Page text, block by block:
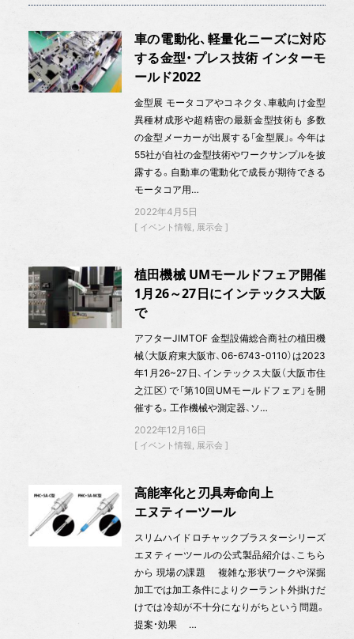
車の電動化、軽量化ニーズに対応
する金型・プレス技術 インターモ
ールド2022
金型展 モータコアやコネクタ、車載向け金型
異種材成形や超精密の最新金型技術も 多数
の金型メーカーが出展する「金型展」。今年は
55社が自社の金型技術やワークサンプルを披
露する。自動車の電動化で成長が期待できる
モータコア用…
2022年4月5日
イベント情報 展示会
植田機械 UMモールドフェア開催
1月26～27日にインテックス大阪
で
アフターJIMTOF 金型設備総合商社の植田機
械（大阪府東大阪市、06-6743-0110）は2023
年1月26~27日、インテックス大阪（大阪市住
之江区）で「第10回UMモールドフェア」を開
催する。工作機械や測定器、ソ…
2022年12月16日
イベント情報 展示会
高能率化と刃具寿命向上
エヌティーツール
スリムハイドロチャックブラスターシリーズ
エヌティーツールの公式製品紹介は、こちら
から 現場の課題 複雑な形状ワークや深掘
加工では加工条件によりクーラント外掛けだ
けでは冷却が不十分になりがちという問題。
提案・効果 …